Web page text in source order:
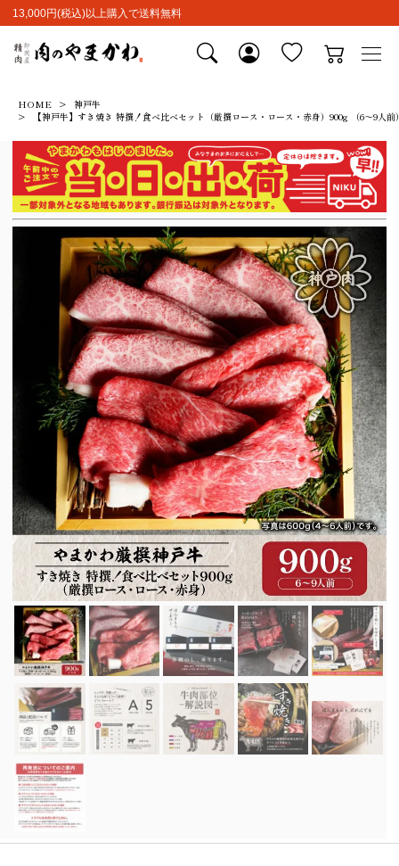
13,000円(税込)以上購入で送料無料
HOME
神戸牛
【神戸牛】すき焼き 特撰！食べ比べセット（厳撰ロース・ロース・赤身）900g （6～9人前